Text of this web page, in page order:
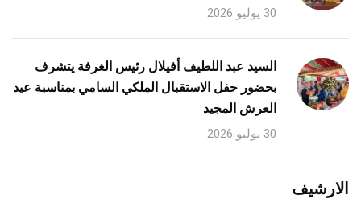
30 يوليو 2026
السيد عبد اللطيف أفيلال رئيس الغرفة يتشرف
بحضور حفل الاستقبال الملكي السامي بمناسبة عيد
العرش المجيد
30 يوليو 2026
الارشيف